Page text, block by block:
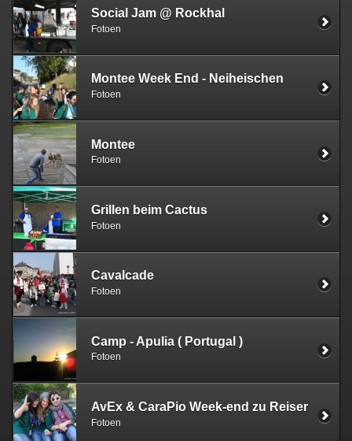
Social Jam @ Rockhal
Fotoen
Montee Week End - Neiheischen
Fotoen
Montee
Fotoen
Grillen beim Cactus
Fotoen
Cavalcade
Fotoen
Camp - Apulia ( Portugal )
Fotoen
AvEx & CaraPio Week-end zu Reiser
Fotoen